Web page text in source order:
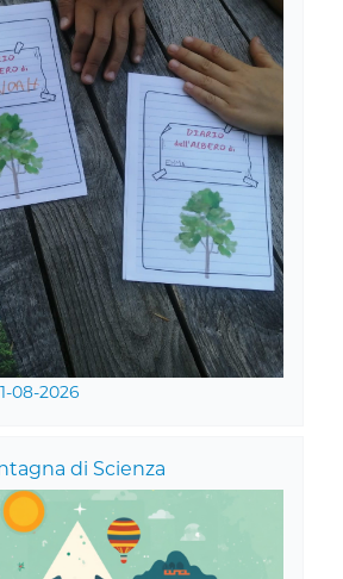
08-2026
di Scienza